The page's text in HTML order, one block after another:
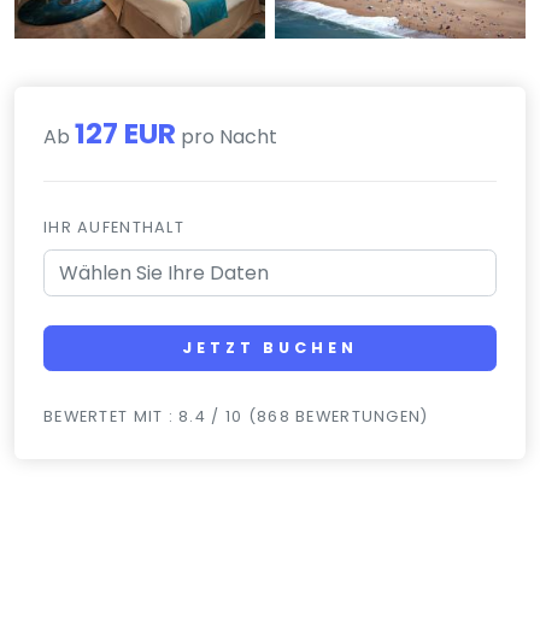
Ab 127 EUR pro Nacht
IHR AUFENTHALT
JETZT BUCHEN
BEWERTET MIT : 8.4 / 10 (868 BEWERTUNGEN)